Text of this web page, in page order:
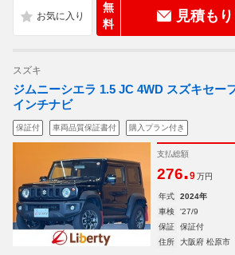
無
料
見積も
スズキ
ジムニーシエラ 1.5 JC 4WD スズキセー
インチナビ
保証付 車両品質保証書付 購入プラン付き
支払総額
276.9 万円
年式 2024年
車検
'27/9
保証
保証付
住所
大阪府 松原市